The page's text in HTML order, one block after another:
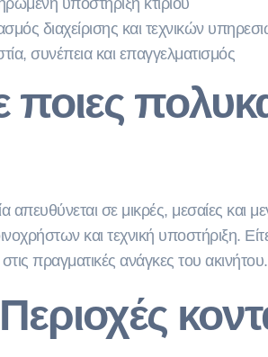
υποστήριξη κτιρίου
διαχείρισης και τεχνικών
συνέπεια και επαγγελματισμός
ποιες
απευθύνεται σε μικρές, μεσαίες και
και τεχνική υποστήριξη.
στις πραγματικές ανάγκες του ακινήτου.
Περιοχές